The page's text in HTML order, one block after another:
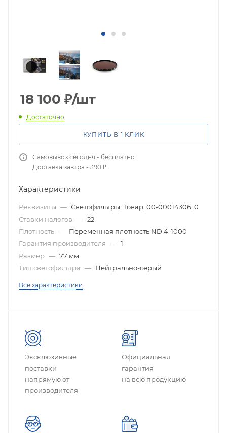
18 100 ₽/шт
Достаточно
КУПИТЬ В 1 КЛИК
Самовывоз сегодня - бесплатно
Доставка завтра - 390 ₽
Характеристики
Реквизиты — Светофильтры, Товар, 00-00014306, 0
Ставки налогов — 22
Плотность — Переменная плотность ND 4-1000
Гарантия производителя — 1
Размер — 77 мм
Тип светофильтра — Нейтрально-серый
Все характеристики
Эксклюзивные
поставки
напрямую от
производителя
Официальная
гарантия
на всю продукцию